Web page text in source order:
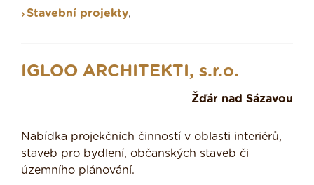
Stavební projekty,
IGLOO ARCHITEKTI, s.r.o.
Žďár nad Sázavou
Nabídka projekčních činností v oblasti interiérů,
staveb pro bydlení, občanských staveb či
územního plánování.